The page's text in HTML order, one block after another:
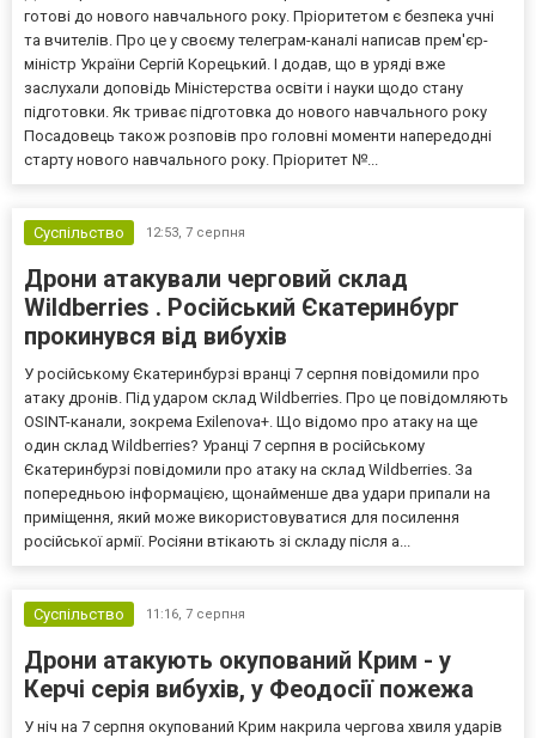
готові до нового навчального року. Пріоритетом є безпека учні
та вчителів. Про це у своєму телеграм-каналі написав прем'єр-
міністр України Сергій Корецький. І додав, що в уряді вже
заслухали доповідь Міністерства освіти і науки щодо стану
підготовки. Як триває підготовка до нового навчального року
Посадовець також розповів про головні моменти напередодні
старту нового навчального року. Пріоритет №...
Суспільство 12:53, 7 серпня
Дрони атакували черговий склад
Wildberries . Російський Єкатеринбург
прокинувся від вибухів
У російському Єкатеринбурзі вранці 7 серпня повідомили про
атаку дронів. Під ударом склад Wildberries. Про це повідомляють
OSINT-канали, зокрема Exilenova+. Що відомо про атаку на ще
один склад Wildberries? Уранці 7 серпня в російському
Єкатеринбурзі повідомили про атаку на склад Wildberries. За
попередньою інформацією, щонайменше два удари припали на
приміщення, який може використовуватися для посилення
російської армії. Росіяни втікають зі складу після а...
Суспільство 11:16, 7 серпня
Дрони атакують окупований Крим - у
Керчі серія вибухів, у Феодосії пожежа
У ніч на 7 серпня окупований Крим накрила чергова хвиля ударів